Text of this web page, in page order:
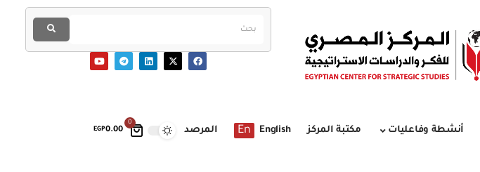
0
EGP0.00 أنشطة وفاعليات مكتبة المركز English
En المرصد